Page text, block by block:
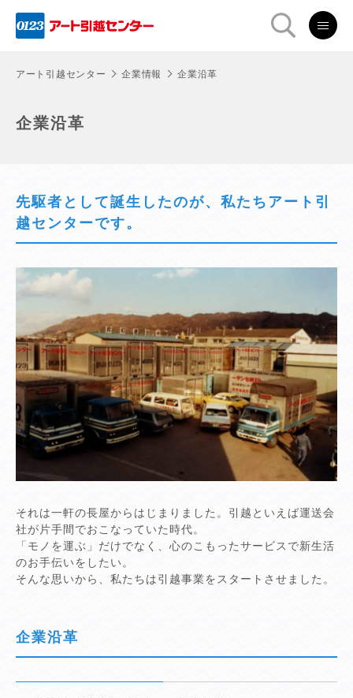
アート引越センター 企業情報 企業沿革
企業沿革
先駆者として誕生したのが、私たちアート引
越センターです。
それは一軒の長屋からはじまりました。引越といえば運送会
社が片手間でおこなっていた時代。
「モノを運ぶ」だけでなく、心のこもったサービスで新生活
のお手伝いをしたい。
そんな思いから、私たちは引越事業をスタートさせました。
企業沿革